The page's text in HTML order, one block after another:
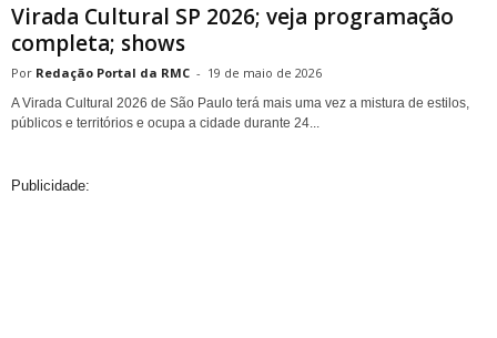
Virada Cultural SP 2026; veja programação
completa; shows
Redação Portal da RMC - 19 de maio de 2026
A Virada Cultural 2026 de São Paulo terá mais uma vez a mistura de estilos,
públicos e territórios e ocupa a cidade durante 24...
Publicidade: